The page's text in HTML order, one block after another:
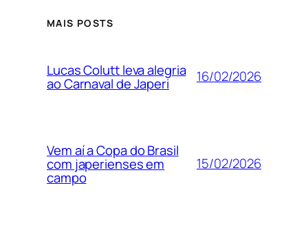
MAIS POSTS
Lucas Colutt leva alegria
ao Carnaval de Japeri 16/02/2026
Vem aí a Copa do Brasil
com japerienses em
campo
15/02/2026